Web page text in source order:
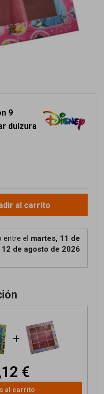
9
dulzura
al carrito
entre el martes, 11 de
de agosto de 2026
+
€
al carrito